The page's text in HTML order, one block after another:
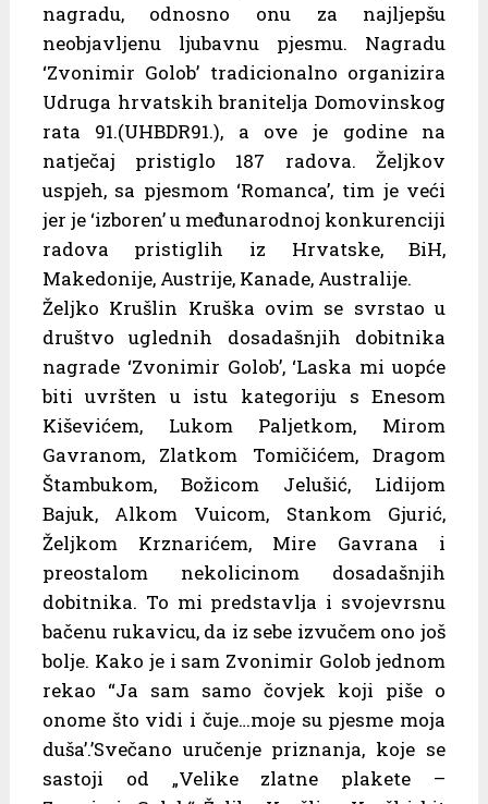
nagradu, odnosno onu za najljepšu
neobjavljenu ljubavnu pjesmu. Nagradu
‘Zvonimir Golob’ tradicionalno organizira
Udruga hrvatskih branitelja Domovinskog
rata 91.(UHBDR91.), a ove je godine na
natječaj pristiglo 187 radova. Željkov
uspjeh, sa pjesmom ‘Romanca’, tim je veći
jer je ‘izboren’ u međunarodnoj konkurenciji
radova pristiglih iz Hrvatske, BiH,
Makedonije, Austrije, Kanade, Australije.
Željko Krušlin Kruška ovim se svrstao u
društvo uglednih dosadašnjih dobitnika
nagrade ‘Zvonimir Golob’, ‘Laska mi uopće
biti uvršten u istu kategoriju s Enesom
Kiševićem, Lukom Paljetkom, Mirom
Gavranom, Zlatkom Tomičićem, Dragom
Štambukom, Božicom Jelušić, Lidijom
Bajuk, Alkom Vuicom, Stankom Gjurić,
Željkom Krznarićem, Mire Gavrana i
preostalom nekolicinom dosadašnjih
dobitnika. To mi predstavlja i svojevrsnu
bačenu rukavicu, da iz sebe izvučem ono još
bolje. Kako je i sam Zvonimir Golob jednom
rekao “Ja sam samo čovjek koji piše o
onome što vidi i čuje…moje su pjesme moja
duša’.’Svečano uručenje priznanja, koje se
sastoji od „Velike zlatne plakete –